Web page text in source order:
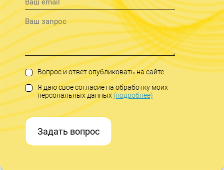
Вопрос и ответ опубликовать на сайте
Я даю свое согласие на обработку моих
персональных данных(подробнее)
Задать вопрос